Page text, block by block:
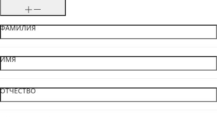
ФАМИЛИЯ
ИМЯ
ОТЧЕСТВО